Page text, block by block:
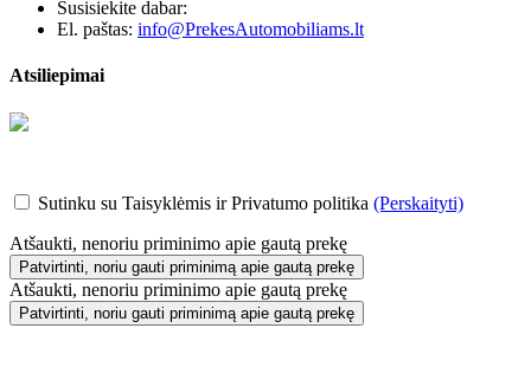
Susisiekite dabar:
El. paštas: info@PrekesAutomobiliams.lt
Atsiliepimai
Sutinku su Taisyklėmis ir Privatumo politika (Perskaityti)
Atšaukti, nenoriu priminimo apie gautą prekę
Patvirtinti, noriu gauti priminimą apie gautą prekę
Atšaukti, nenoriu priminimo apie gautą prekę
Patvirtinti, noriu gauti priminimą apie gautą prekę